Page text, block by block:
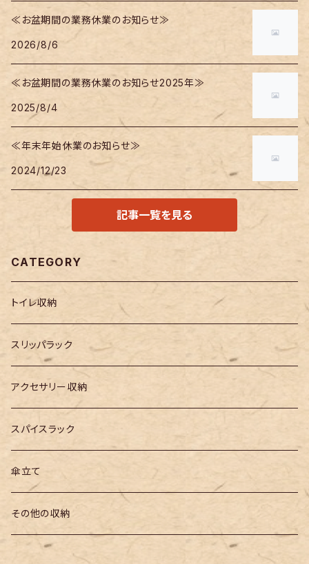
≪お盆期間の業務休業のお知らせ≫
2026/8/6
≪お盆期間の業務休業のお知らせ2025年≫
2025/8/4
≪年末年始休業のお知らせ≫
2024/12/23
記事一覧を見る
CATEGORY
トイレ収納
スリッパラック
アクセサリー収納
スパイスラック
傘立て
その他の収納